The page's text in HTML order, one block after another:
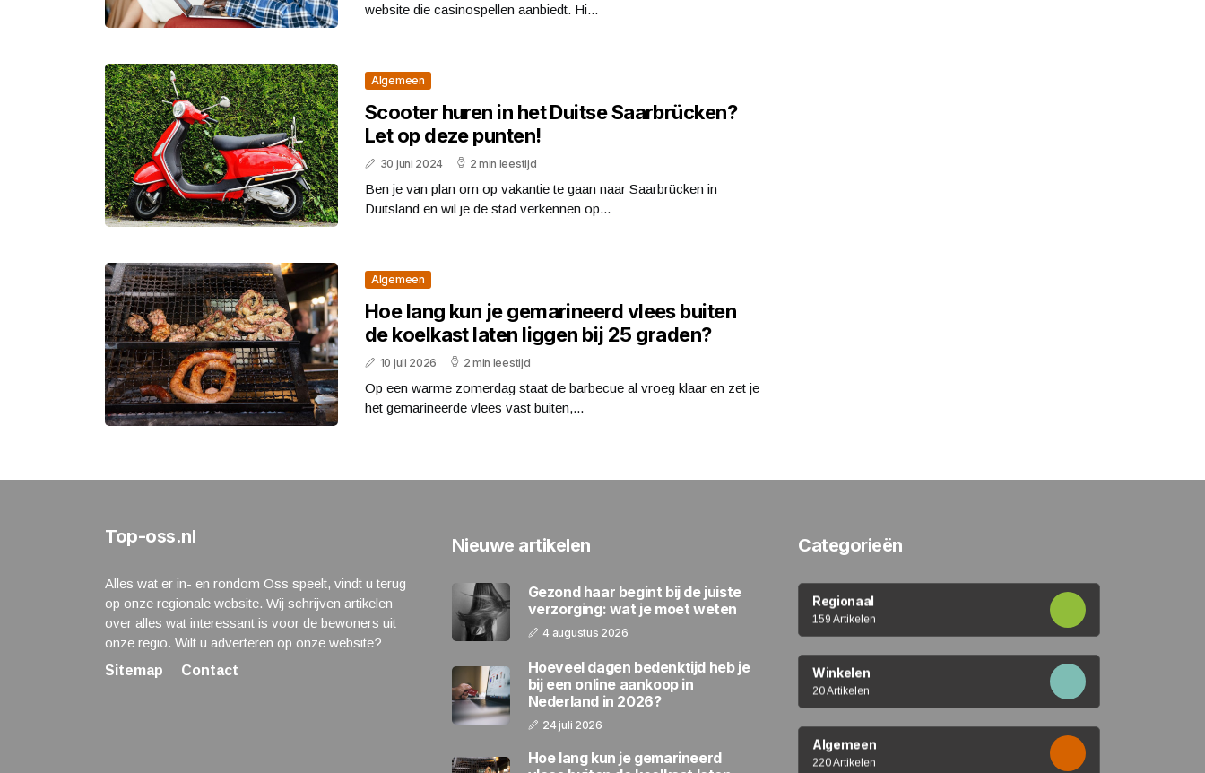
website die casinospellen aanbiedt. Hi...
Algemeen
Scooter huren in het Duitse Saarbrücken?
Let op deze punten!
30 juni 2024 2 min leestijd
Ben je van plan om op vakantie te gaan naar Saarbrücken in
Duitsland en wil je de stad verkennen op...
Algemeen
Hoe lang kun je gemarineerd vlees buiten
de koelkast laten liggen bij 25 graden?
10 juli 2026 2 min leestijd
Op een warme zomerdag staat de barbecue al vroeg klaar en zet je
het gemarineerde vlees vast buiten,...
Top-oss.nl
Alles wat er in- en rondom Oss speelt, vindt u terug
op onze regionale website. Wij schrijven artikelen
over alles wat interessant is voor de bewoners uit
onze regio. Wilt u adverteren op onze website?
Sitemap
Contact
Nieuwe artikelen
Gezond haar begint bij de juiste
verzorging: wat je moet weten
4 augustus 2026
Hoeveel dagen bedenktijd heb je
bij een online aankoop in
Nederland in 2026?
24 juli 2026
Hoe lang kun je gemarineerd
Categorieën
Regionaal
159 Artikelen
Winkelen
20 Artikelen
Algemeen
220 Artikelen